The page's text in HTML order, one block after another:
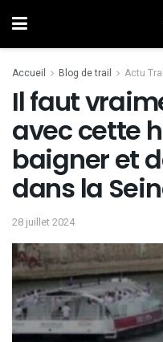
Accueil Blog de trail Actu
Il faut
avec cette
baigner et
dans la
28 juillet 2024